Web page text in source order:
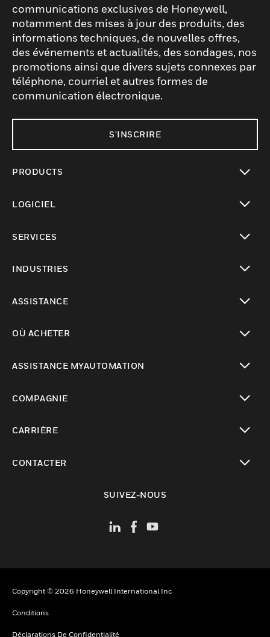
communications exclusives de Honeywell,
notamment des mises à jour des produits, des
informations techniques, de nouvelles offres,
des événements et actualités, des sondages, nos
promotions ainsi que divers sujets connexes par
téléphone, courriel et autres formes de
communication électronique.
S'INSCRIRE
PRODUCTS
LOGICIEL
SERVICES
INDUSTRIES
ASSISTANCE
OÙ ACHETER
ASSISTANCE MYAUTOMATION
COMPAGNIE
CARRIÈRE
CONTACTER
SUIVEZ-NOUS
Copyright © 2026 Honeywell International Inc
Conditions
Déclarations De Confidentialité